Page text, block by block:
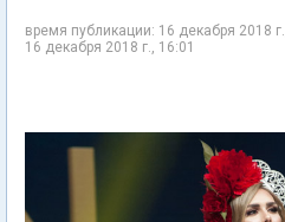
время публикации: 16 декабря 2018
16 декабря 2018 г., 16:01